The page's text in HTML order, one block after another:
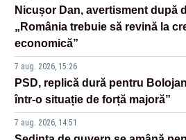
Nicușor Dan, avertisment după
„România trebuie să revină la
economică”
7 aug. 2026, 15:26
PSD, replică dură pentru
într-o situație de forță majoră”
7 aug. 2026, 14:51